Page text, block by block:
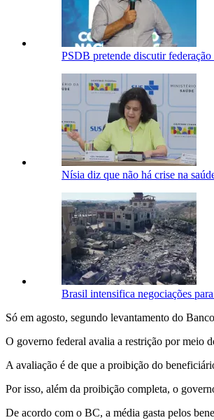
PSDB pretende discutir
Nísia diz que não há crise na
Brasil intensifica negociações
Só em agosto, segundo levantamento do
O governo federal avalia a restrição por meio
A avaliação é de que a proibição do
Por isso, além da proibição completa, o
De acordo com o BC, a média gasta pelos